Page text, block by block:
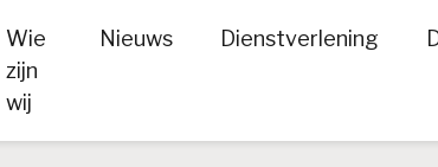
Wie
zijn
wij
Nieuws Dienstverlening